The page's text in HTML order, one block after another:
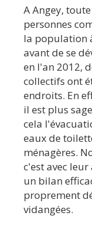
A Angey,
personnes
la population
avant de se
en l'an 2012,
collectifs ont
endroits. En
il est plus
cela
eaux de
ménagères.
c'est avec
un bilan
proprement
vidangées.